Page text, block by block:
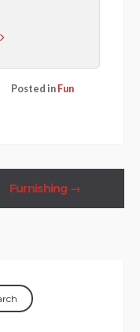
Posted inFun
Furnishing →